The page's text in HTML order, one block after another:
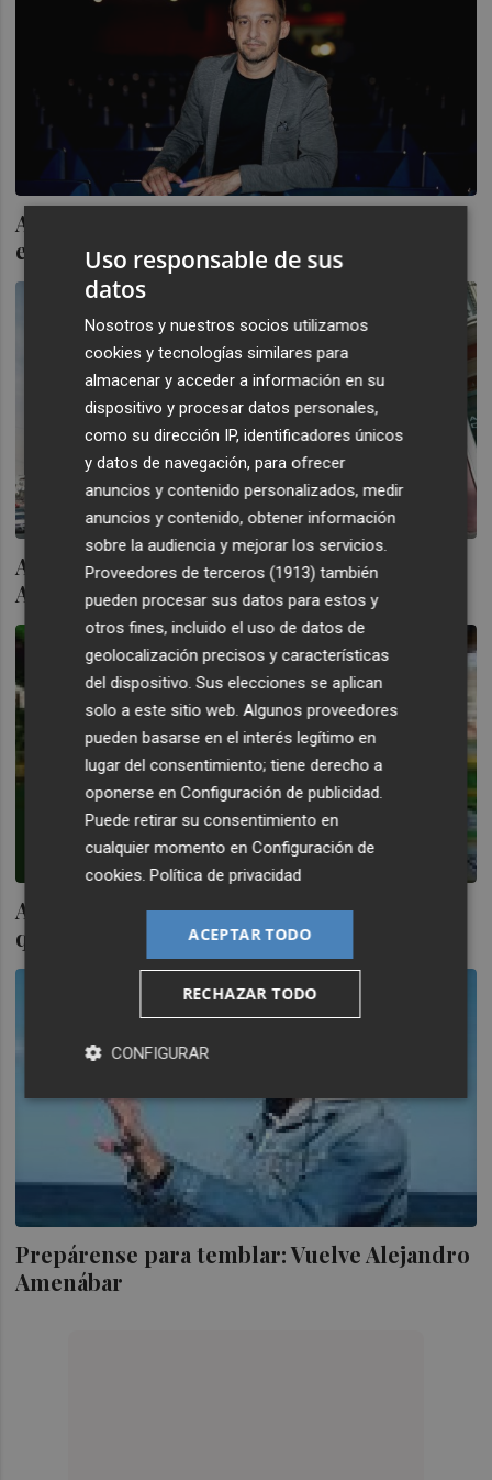
Alejandro Amenábar será el invitado
estrella para clausurar Forinvest 2024
Alejandro Amenábar busca figurantes en
Alicante para el rodaje de 'El cautivo'
Abusos rituales satánicos: la caza de brujas
que inspiró a Amenábar
Prepárense para temblar: Vuelve Alejandro
Amenábar
Uso responsable de sus
datos
Nosotros y nuestros socios utilizamos
cookies y tecnologías similares para
almacenar y acceder a información en su
dispositivo y procesar datos personales,
como su dirección IP, identificadores únicos
y datos de navegación, para ofrecer
anuncios y contenido personalizados, medir
anuncios y contenido, obtener información
sobre la audiencia y mejorar los servicios.
Proveedores de terceros (1913) también
pueden procesar sus datos para estos y
otros fines, incluido el uso de datos de
geolocalización precisos y características
del dispositivo. Sus elecciones se aplican
solo a este sitio web. Algunos proveedores
pueden basarse en el interés legítimo en
lugar del consentimiento; tiene derecho a
oponerse enConfiguración de publicidad
Puede retirar su consentimiento en
cualquier momento enConfiguración de
cookies .Política de privacidad
ACEPTAR TODO
RECHAZAR TODO
CONFIGURAR